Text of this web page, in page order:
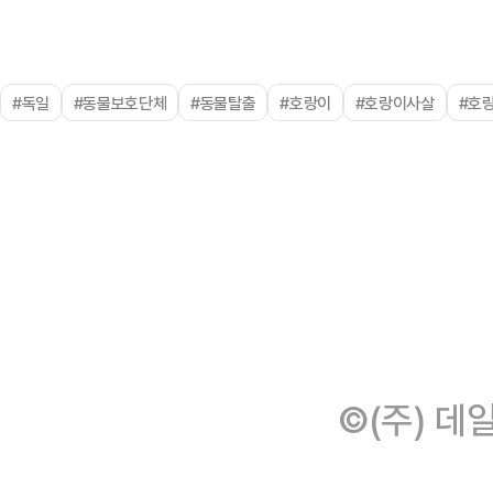
#독일 #동물보호단체 #동물탈출 #호랑이 #호랑이사살 #호
©(주) 데